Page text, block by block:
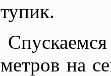
тупик.
метров на